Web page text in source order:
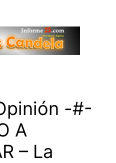
-#-
A
– La